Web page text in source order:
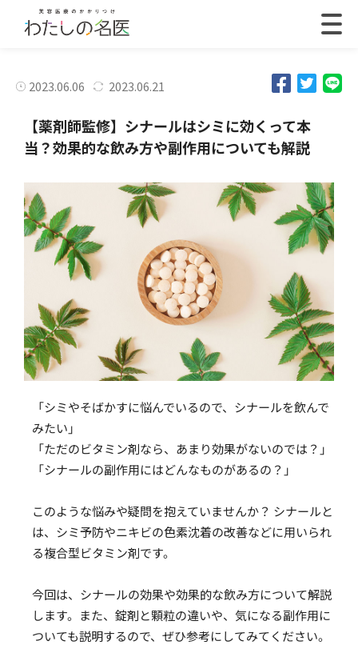
2023.06.06 2023.06.21
【薬剤師監修】シナールはシミに効くって本
当？効果的な飲み方や副作用についても解説
「シミやそばかすに悩んでいるので、シナールを飲んで
みたい」
「ただのビタミン剤なら、あまり効果がないのでは？」
「シナールの副作用にはどんなものがあるの？」
このような悩みや疑問を抱えていませんか？ シナールと
は、シミ予防やニキビの色素沈着の改善などに用いられ
る複合型ビタミン剤です。
今回は、シナールの効果や効果的な飲み方について解説
します。また、錠剤と顆粒の違いや、気になる副作用に
ついても説明するので、ぜひ参考にしてみてください。